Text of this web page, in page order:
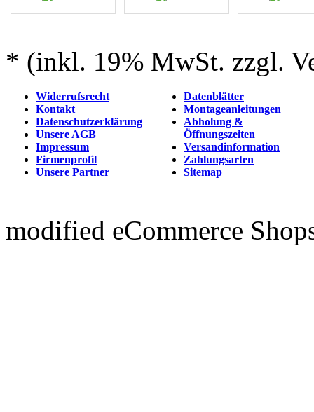
* (inkl. 19% MwSt. zzgl.
Widerrufsrecht
Kontakt
Datenschutzerklärung
Unsere AGB
Impressum
Firmenprofil
Unsere Partner
Datenblätter
Montageanleitungen
Abholung &
Öffnungszeiten
Versandinformation
Zahlungsarten
Sitemap
modified eCommerce